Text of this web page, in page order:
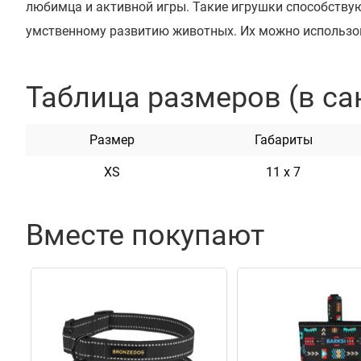
любимца и активной игры. Такие игрушки
умственному развитию животных. Их можно
естественные инстинкты. Игрушки помогают
пород собак и щенков. Серия доступна в нескольких
Таблица размеров (в
Размер Габариты
XS 11 х 7
Вместе покупают